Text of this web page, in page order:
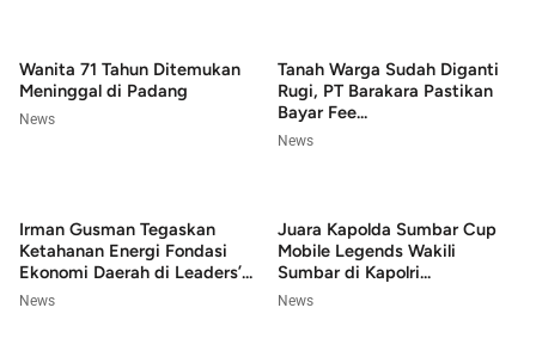
Wanita 71 Tahun Ditemukan
Meninggal di Padang
News
Tanah Warga Sudah Diganti
Rugi, PT Barakara Pastikan
Bayar Fee...
News
Irman Gusman Tegaskan
Ketahanan Energi Fondasi
Ekonomi Daerah di Leaders’...
News
Juara Kapolda Sumbar Cup
Mobile Legends Wakili
Sumbar di Kapolri...
News